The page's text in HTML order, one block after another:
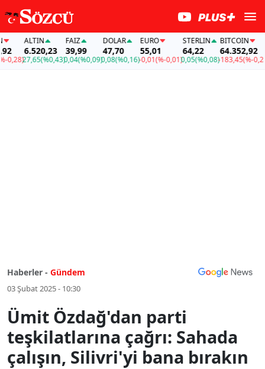
ALTIN
6.520,23
27,65(%0,43)
FAİZ
39,99
0,04(%0,09)
DOLAR
47,70
0,08(%0,16)
EURO
55,01
-0,01(%-0,01)
STERLIN
64,22
0,05(%0,08)
BITCOIN
64.352,92
-183,45(%-0,28)
Haberler - Gündem
03 Şubat 2025 - 10:30
Ümit Özdağ'dan parti
teşkilatlarına çağrı: Sahada
çalışın, Silivri'yi bana bırakın